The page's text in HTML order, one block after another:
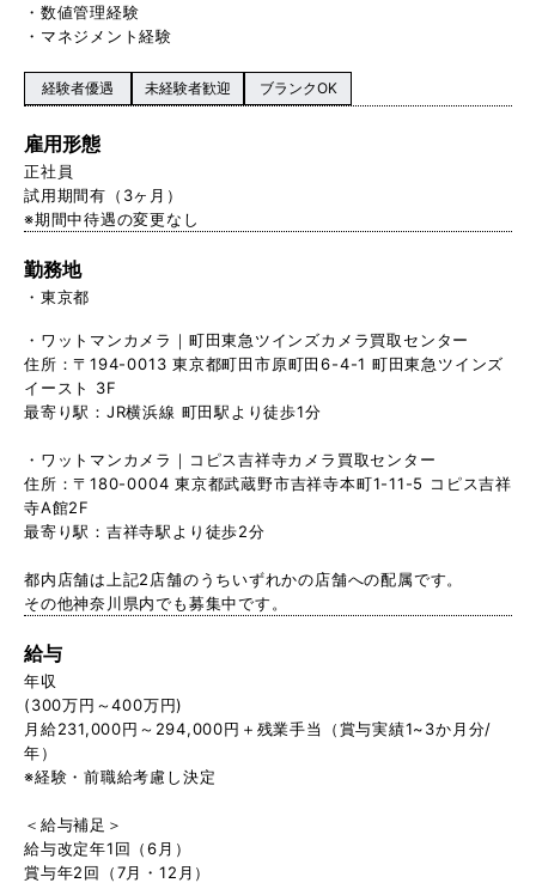
・数値管理経験
・マネジメント経験
経験者優遇 未経験者歓迎 ブランクOK
雇用形態
正社員
試用期間有（3ヶ月）
※期間中待遇の変更なし
勤務地
東京都
・ワットマンカメラ｜町田東急ツインズカメラ買取センター
住所：〒194-0013 東京都町田市原町田6-4-1 町田東急ツインズ
イースト 3F
最寄り駅：JR横浜線 町田駅より徒歩1分
・ワットマンカメラ｜コピス吉祥寺カメラ買取センター
住所：〒180-0004 東京都武蔵野市吉祥寺本町1-11-5 コピス吉祥
寺A館2F
最寄り駅：吉祥寺駅より徒歩2分
都内店舗は上記2店舗のうちいずれかの店舗への配属です。
その他神奈川県内でも募集中です。
給与
年収
(300万円～400万円)
月給231,000円～294,000円＋残業手当（賞与実績1~3か月分/
年）
※経験・前職給考慮し決定
＜給与補足＞
給与改定年1回（6月）
賞与年2回（7月・12月）